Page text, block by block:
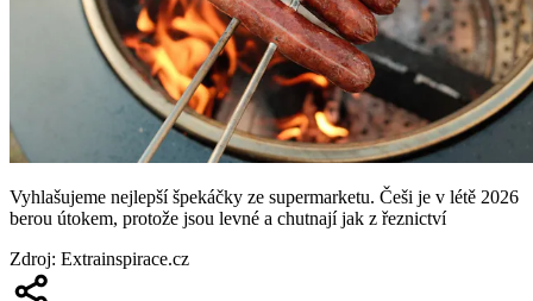
Vyhlašujeme nejlepší špekáčky ze supermarketu. Češi je v létě 2026
berou útokem, protože jsou levné a chutnají jak z řeznictví
Zdroj: Extrainspirace.cz